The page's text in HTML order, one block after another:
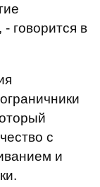
говорится в
с
и